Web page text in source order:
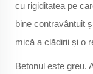
cu rigiditatea pe
bine contravântuit
mică a clădirii și o
Betonul este greu.